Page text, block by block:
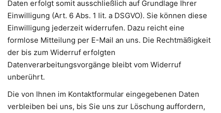
Daten erfolgt somit ausschließlich auf Grundlage Ihrer
Einwilligung (Art. 6 Abs. 1 lit. a DSGVO). Sie können diese
Einwilligung jederzeit widerrufen. Dazu reicht eine
formlose Mitteilung per E-Mail an uns. Die Rechtmäßigkeit
der bis zum Widerruf erfolgten
Datenverarbeitungsvorgänge bleibt vom Widerruf
unberührt.
Die von Ihnen im Kontaktformular eingegebenen Daten
verbleiben bei uns, bis Sie uns zur Löschung auffordern,